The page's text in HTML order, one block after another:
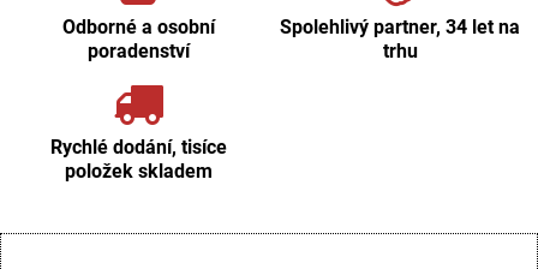
Odborné a osobní
poradenství
Spolehlivý partner, 34 let na
trhu
Rychlé dodání, tisíce
položek skladem